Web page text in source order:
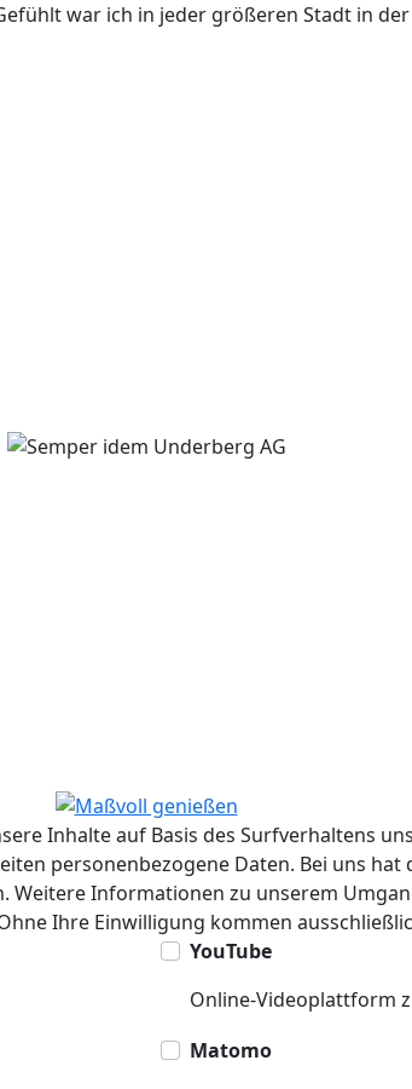
war ich in jeder größeren Stadt in
Inhalte auf Basis des Surfverhaltens
personenbezogene Daten. Bei uns
Informationen zu unserem
Ihre Einwilligung kommen
YouTube
Online-Videoplattform
Matomo